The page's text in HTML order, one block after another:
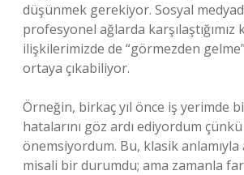
düşünmek gerekiyor. Sosyal
profesyonel ağlarda karşılaştığımız
ilişkilerimizde de “görmezden
ortaya çıkabiliyor.
Örneğin, birkaç yıl önce iş yerimde
hatalarını göz ardı ediyordum
önemsiyordum. Bu, klasik
misali bir durumdu; ama zamanla